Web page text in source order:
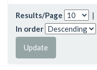
Results/Page |
In order